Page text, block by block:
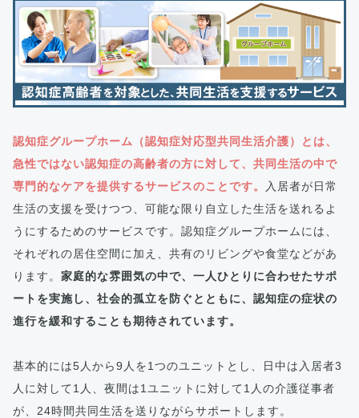
認知症グループホーム（認知症対応型共同生活介護）とは、
急性ではない認知症の高齢者の方に対して、共同生活の中で
専門的なケアを提供するサービスのことです。
入居者が日常
生活の支援を受けつつ、可能な限り自立した生活を送れるよ
うにするためのサービスです。認知症グループホームには、
それぞれの居住空間に加え、共有のリビングや食堂などがあ
ります。 家庭的な雰囲気の中で、一人ひとりに合わせたサポ
ートを実施し、社会的孤立を防ぐとともに、認知症の症状の
進行を緩和することも期待されています。
基本的には5人から9人を1つのユニットとし、日中は入居者3
人に対して1人、夜間は1ユニットに対して1人の介護従事者
が、24時間共同生活を送りながらサポートします。